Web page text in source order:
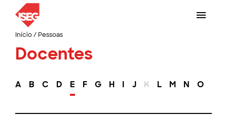
Início/ Pessoas
Docentes
A B C D E F G H I J K L M N O